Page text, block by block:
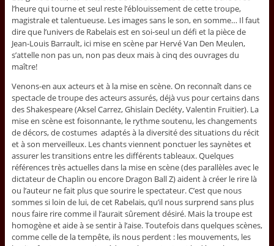
l’heure qui tourne et seul reste l’éblouissement de cette troupe,
magistrale et talentueuse. Les images sans le son, en somme… Il faut
dire que l’univers de Rabelais est en soi-seul un défi et la pièce de
Jean-Louis Barrault, ici mise en scène par Hervé Van Den Meulen,
s’attelle non pas un, non pas deux mais à cinq des ouvrages du
maître!
Venons-en aux acteurs et à la mise en scène. On reconnaît dans ce
spectacle de troupe des acteurs assurés, déjà vus pour certains dans
des Shakespeare (Aksel Carrez, Ghislain Decléty, Valentin Fruitier). La
mise en scène est foisonnante, le rythme soutenu, les changements
de décors, de costumes adaptés à la diversité des situations du récit
et à son merveilleux. Les chants viennent ponctuer les saynètes et
assurer les transitions entre les différents tableaux. Quelques
références très actuelles dans la mise en scène (des parallèles avec le
dictateur de Chaplin ou encore Dragon Ball Z) aident à créer le rire là
ou l’auteur ne fait plus que sourire le spectateur. C’est que nous
sommes si loin de lui, de cet Rabelais, qu’il nous surprend sans plus
nous faire rire comme il l’aurait sûrement désiré. Mais la troupe est
homogène et aide à se sentir à l’aise. Toutefois dans quelques scènes,
comme celle de la tempête, ils nous perdent : les mouvements, les